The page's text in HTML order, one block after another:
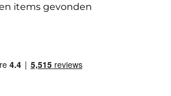
items gevonden